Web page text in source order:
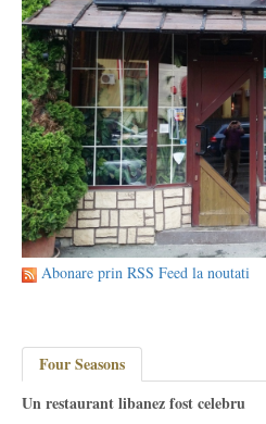
Abonare prin RSS Feed la noutati
Four Seasons
Un restaurant libanez fost celebru